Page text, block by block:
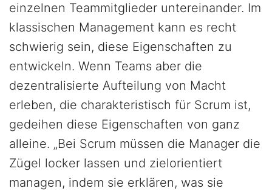
einzelnen Teammitglieder untereinander. Im
klassischen Management kann es recht
schwierig sein, diese Eigenschaften zu
entwickeln. Wenn Teams aber die
dezentralisierte Aufteilung von Macht
erleben, die charakteristisch für Scrum ist,
gedeihen diese Eigenschaften von ganz
alleine. „Bei Scrum müssen die Manager die
Zügel locker lassen und zielorientiert
managen, indem sie erklären, was sie